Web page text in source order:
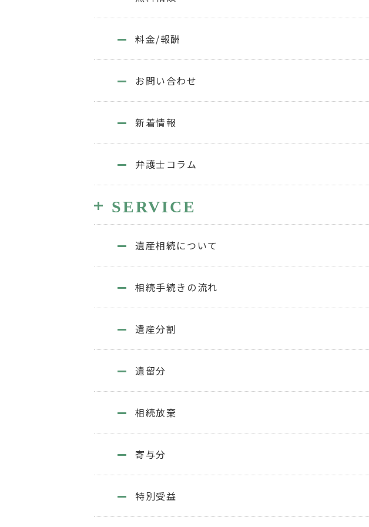
料金/報酬
お問い合わせ
新着情報
弁護士コラム
SERVICE
遺産相続について
相続手続きの流れ
遺産分割
遺留分
相続放棄
寄与分
特別受益